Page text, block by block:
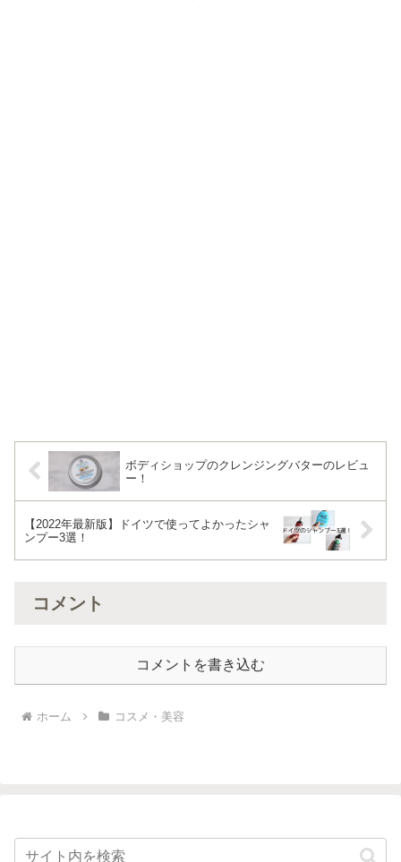
ボディショップのクレンジングバターのレビュ
ー！
【2022年最新版】ドイツで使ってよかったシャ
ンプー3選！
コメント
コメントを書き込む
ホーム コスメ・美容